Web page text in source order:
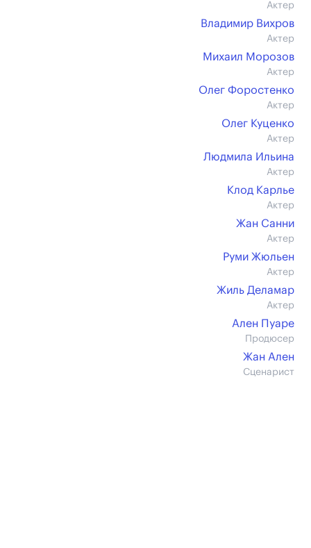
Актер
Владимир Вихров
Актер
Михаил Морозов
Актер
Олег Форостенко
Актер
Олег Куценко
Актер
Людмила Ильина
Актер
Клод Карлье
Актер
Жан Санни
Актер
Руми Жюльен
Актер
Жиль Деламар
Актер
Ален Пуаре
Продюсер
Жан Ален
Сценарист